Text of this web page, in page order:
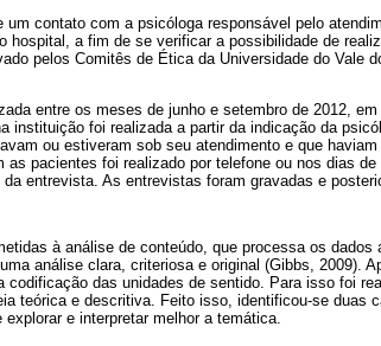
um contato com a psicóloga responsável pelo
hospital, a fim de se verificar a possibilidade de
pelos Comitês de Ética da Universidade do Vale
entre os meses de junho e setembro de 2012,
instituição foi realizada a partir da indicação da
ou estiveram sob seu atendimento e que
as pacientes foi realizado por telefone ou nos dias
da entrevista. As entrevistas foram gravadas e
à análise de conteúdo, que processa os
análise clara, criteriosa e original (Gibbs, 2009).
codificação das unidades de sentido. Para isso foi
teórica e descritiva. Feito isso, identificou-se duas
e interpretar melhor a temática.